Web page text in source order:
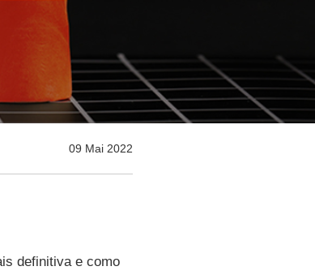
09 Mai 2022
definitiva e como